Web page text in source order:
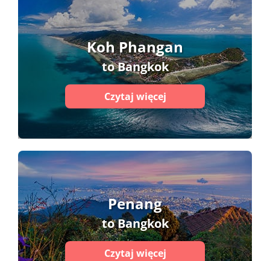
Koh Phangan
to Bangkok
Czytaj więcej
Penang
to Bangkok
Czytaj więcej